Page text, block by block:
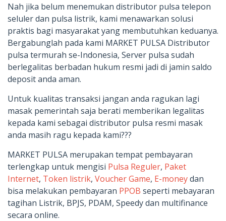
Nah jika belum menemukan distributor pulsa telepon
seluler dan pulsa listrik, kami menawarkan solusi
praktis bagi masyarakat yang membutuhkan keduanya.
Bergabunglah pada kami MARKET PULSA Distributor
pulsa termurah se-Indonesia, Server pulsa sudah
berlegalitas berbadan hukum resmi jadi di jamin saldo
deposit anda aman.
Untuk kualitas transaksi jangan anda ragukan lagi
masak pemerintah saja berati memberikan legalitas
kepada kami sebagai distributor pulsa resmi masak
anda masih ragu kepada kami???
MARKET PULSA merupakan tempat pembayaran
terlengkap untuk mengisi Pulsa Reguler, Paket
Internet, Token listrik, Voucher Game, E-moneydan
bisa melakukan pembayaran PPOB seperti mebayaran
tagihan Listrik, BPJS, PDAM, Speedy dan multifinance
secara online.